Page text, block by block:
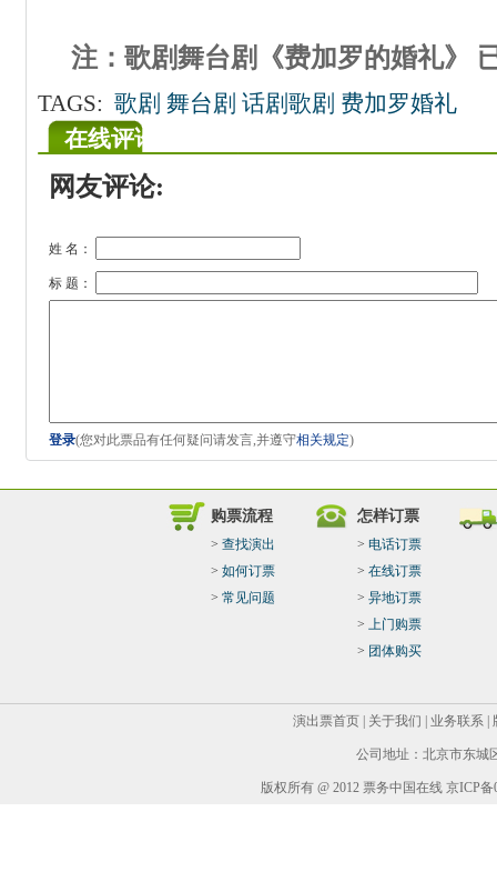
注：歌剧舞台剧《费加罗的婚礼》
TAGS: 歌剧 舞台剧 话剧歌剧 费加罗婚礼
在线评论
网友评论:
姓 名：
标 题：
登录(您对此票品有任何疑问请发言,并遵守相关规定)
购票流程
> 查找演出
> 如何订票
> 常见问题
怎样订票
> 电话订票
> 在线订票
> 异地订票
> 上门购票
> 团体购买
演出票首页 关于我们 业务联系
公司地址：北京市东城
版权所有 @ 2012 票务中国在线 京ICP